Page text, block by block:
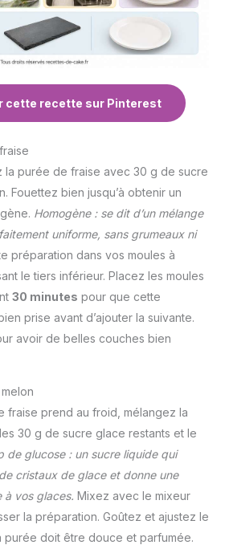
cette recette sur Pinterest
la purée de fraise avec 30 g de sucre
Fouettez bien jusqu’à obtenir un
Homogène : se dit d’un mélange
uniforme, sans grumeaux ni
préparation dans vos moules à
le tiers inférieur. Placez les moules
30 minutes pour que cette
prise avant d’ajouter la suivante.
avoir de belles couches bien
fraise prend au froid, mélangez la
30 g de sucre glace restants et le
de glucose : un sucre liquide qui
cristaux de glace et donne une
à vos glaces. Mixez avec le mixeur
la préparation. Goûtez et ajustez le
purée doit être douce et parfumée.